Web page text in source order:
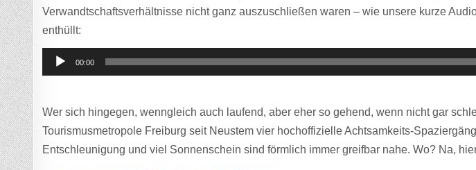
Verwandtschaftsverhältnisse nicht ganz auszuschließen waren – wie unsere kurze
enthüllt:
Audio-
Player
00:00
Wer sich hingegen, wenngleich auch laufend, aber eher so gehend, wenn nicht gar
Tourismusmetropole Freiburg seit Neustem vier hochoffizielle Achtsamkeits-
Entschleunigung und viel Sonnenschein sind förmlich immer greifbar nahe. Wo? Na,